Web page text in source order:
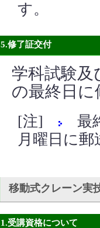
す。
5.修了証交付
学科試験及
の最終日
[注]
最終
月曜日に
移動式クレーン実
1.受講資格について